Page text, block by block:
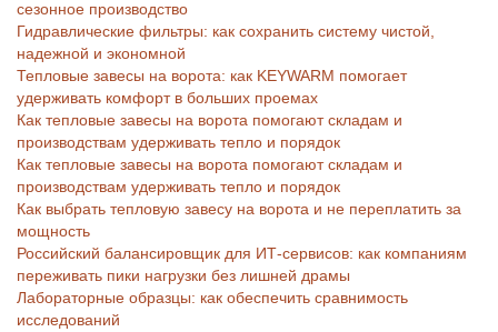
сезонное производство
Гидравлические фильтры: как сохранить систему чистой,
надежной и экономной
Тепловые завесы на ворота: как KEYWARM помогает
удерживать комфорт в больших проемах
Как тепловые завесы на ворота помогают складам и
производствам удерживать тепло и порядок
Как тепловые завесы на ворота помогают складам и
производствам удерживать тепло и порядок
Как выбрать тепловую завесу на ворота и не переплатить за
мощность
Российский балансировщик для ИТ-сервисов: как компаниям
переживать пики нагрузки без лишней драмы
Лабораторные образцы: как обеспечить сравнимость
исследований